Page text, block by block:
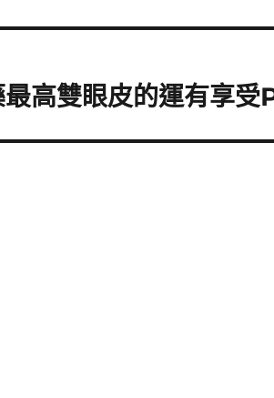
最高雙眼皮的運有享